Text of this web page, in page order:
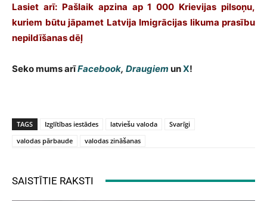
Lasiet arī: Pašlaik apzina ap 1 000 Krievijas pilsoņu,
kuriem būtu jāpamet Latvija Imigrācijas likuma prasību
nepildīšanas dēļ
Seko mums arīFacebook, Draugiem unX!
TAGS Izglītības iestādes latviešu valoda
Svarīgi
valodas pārbaude
valodas zināšanas
SAISTĪTIE RAKSTI